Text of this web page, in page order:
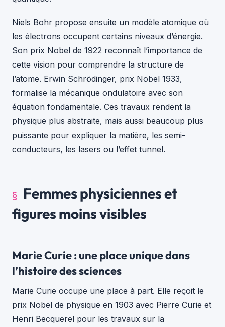
Niels Bohr propose ensuite un modèle atomique où
les électrons occupent certains niveaux d’énergie.
Son prix Nobel de 1922 reconnaît l’importance de
cette vision pour comprendre la structure de
l’atome. Erwin Schrödinger, prix Nobel 1933,
formalise la mécanique ondulatoire avec son
équation fondamentale. Ces travaux rendent la
physique plus abstraite, mais aussi beaucoup plus
puissante pour expliquer la matière, les semi-
conducteurs, les lasers ou l’effet tunnel.
Femmes physiciennes et
figures moins visibles
Marie Curie : une place unique dans
l’histoire des sciences
Marie Curie occupe une place à part. Elle reçoit le
prix Nobel de physique en 1903 avec Pierre Curie et
Henri Becquerel pour les travaux sur la